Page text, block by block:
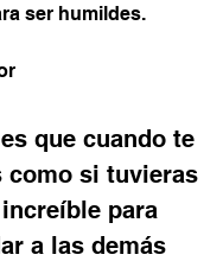
ser humildes.
que cuando te
como si tuvieras
para
a las demás